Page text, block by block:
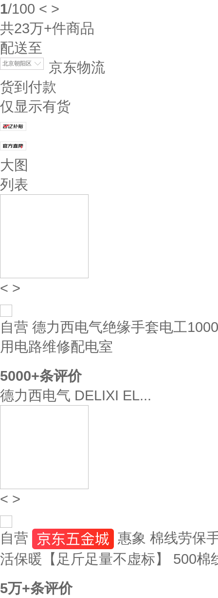
1/100 < >
共23万+件商品
配送至
北京朝阳区
京东物流
货到付款
仅显示有货
大图
列表
< >
自营 德力西电气绝缘手套电工
用电路维修配电室
5000+条评价
德力西电气 DELIXI EL...
< >
自营
惠象 棉线劳保
活保暖【足斤足量不虚标】 500棉
5万+条评价